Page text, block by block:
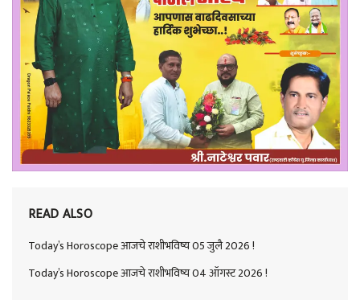
READ ALSO
Today’s Horoscope आजचे राशीभविष्य 05 जुलै 2026 !
Today’s Horoscope आजचे राशीभविष्य 04 ऑगस्ट 2026 !